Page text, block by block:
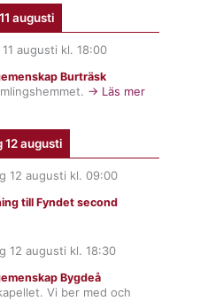
augusti
augusti kl. 18:00
Burträsk
→ Läs mer
12 augusti
12 augusti kl. 09:00
till Fyndet second
12 augusti kl. 18:30
Bygdeå
Vi ber med och